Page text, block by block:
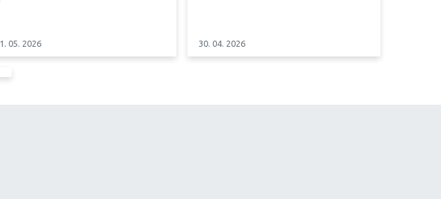
05. 2026 30. 04. 2026